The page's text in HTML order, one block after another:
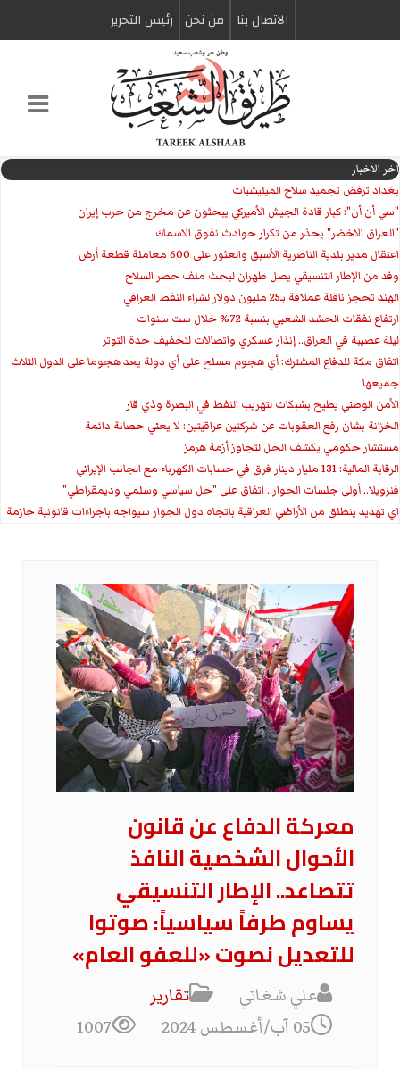
الاتصال بنا من نحن رئیس التحریر
اخر الاخبار
بغداد ترفض تجميد سلاح الميليشيات
"سي أن أن": كبار قادة الجيش الأميركي يبحثون عن مخرج من حرب إيران
"العراق الاخضر" يحذر من تكرار حوادث نفوق الاسماك
اعتقال مدير بلدية الناصرية الأسبق والعثور على 600 معاملة قطعة أرض
وفد من الإطار التنسيقي يصل طهران لبحث ملف حصر السلاح
الهند تحجز ناقلة عملاقة بـ25 مليون دولار لشراء النفط العراقي
ارتفاع نفقات الحشد الشعبي بنسبة 72% خلال ست سنوات
ليلة عصيبة في العراق.. إنذار عسكري واتصالات لتخفيف حدة التوتر
‏اتفاق مكة للدفاع المشترك: أي هجوم مسلح على أي دولة يعد هجوما على الدول الثلاث
جميعها
الأمن الوطني يطيح بشبكات لتهريب النفط في البصرة وذي قار
الخزانة بشان رفع العقوبات عن شركتين عراقيتين: لا يعني حصانة دائمة
مستشار حكومي يكشف الحل لتجاوز أزمة هرمز
الرقابة المالية: 131 مليار دينار فرق في حسابات الكهرباء مع الجانب الإيراني
فنزويلا.. أولى جلسات الحوار.. اتفاق على "حل سياسي وسلمي وديمقراطي"
اي تهديد ينطلق من الأراضي العراقية باتجاه دول الجوار سيواجه باجراءات قانونية حازمة
معركة الدفاع عن قانون
الأحوال الشخصية النافذ
تتصاعد.. الإطار التنسيقي
يساوم طرفاً سياسياً: صوتوا
للتعديل نصوت «للعفو العام»
علي شغاتي
تقارير
05 آب/أغسطس 2024
1007